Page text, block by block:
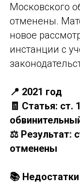
Московского
отменены.
новое
инстанции с
📍 2021 год
🧾 Статья: ст.
⚖️ Результат:
отменены
📚